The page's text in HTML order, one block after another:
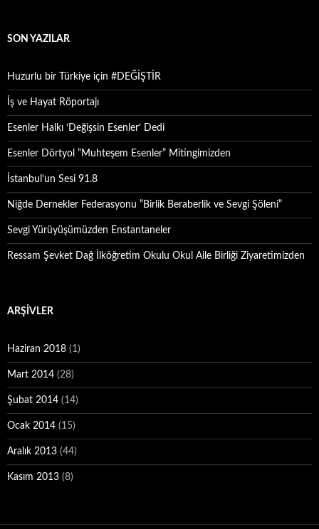
SON YAZILAR
Huzurlu bir Türkiye için #DEĞİŞTİR
İş ve Hayat Röportajı
Esenler Halkı ‘Değişsin Esenler’ Dedi
Esenler Dörtyol ”Muhteşem Esenler” Mitingimizden
İstanbul’un Sesi 91.8
Niğde Dernekler Federasyonu ”Birlik Beraberlik ve Sevgi Şöleni”
Sevgi Yürüyüşümüzden Enstantaneler
Ressam Şevket Dağ İlköğretim Okulu Okul Aile Birliği Ziyaretimizden
ARŞIVLER
Haziran 2018 (1)
Mart 2014 (28)
Şubat 2014 (14)
Ocak 2014 (15)
Aralık 2013 (44)
Kasım 2013 (8)